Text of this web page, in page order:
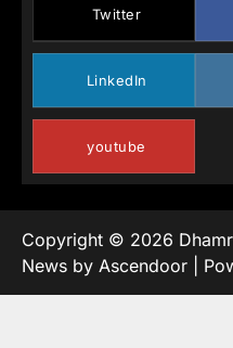
Twitter
LinkedIn
youtube
Copyright © 2026
News by Ascendoor |